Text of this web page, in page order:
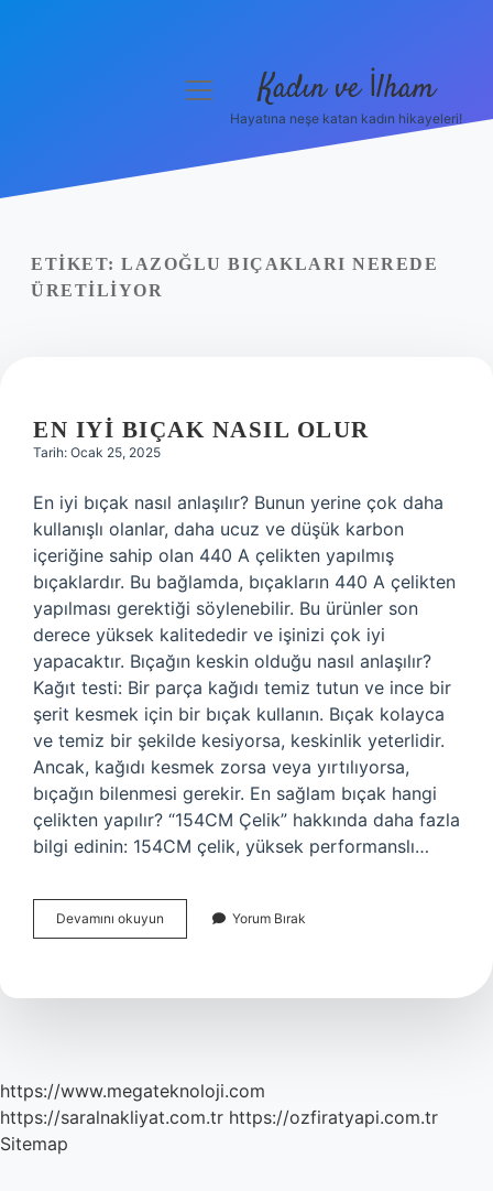
Yasal Uyarı
menüyü
Kadın ve İlham
Hayatına neşe katan kadın hikayeleri!
ETIKET: LAZOĞLU BIÇAKLARI NEREDE
ÜRETILIYOR
EN IYI BIÇAK NASIL OLUR
Tarih: Ocak 25, 2025
En iyi bıçak nasıl anlaşılır? Bunun yerine çok daha
kullanışlı olanlar, daha ucuz ve düşük karbon
içeriğine sahip olan 440 A çelikten yapılmış
bıçaklardır. Bu bağlamda, bıçakların 440 A çelikten
yapılması gerektiği söylenebilir. Bu ürünler son
derece yüksek kalitededir ve işinizi çok iyi
yapacaktır. Bıçağın keskin olduğu nasıl anlaşılır?
Kağıt testi: Bir parça kağıdı temiz tutun ve ince bir
şerit kesmek için bir bıçak kullanın. Bıçak kolayca
ve temiz bir şekilde kesiyorsa, keskinlik yeterlidir.
Ancak, kağıdı kesmek zorsa veya yırtılıyorsa,
bıçağın bilenmesi gerekir. En sağlam bıçak hangi
çelikten yapılır? “154CM Çelik” hakkında daha fazla
bilgi edinin: 154CM çelik, yüksek performanslı…
Devamını okuyun
Iyi
Olur
Yorum Bırak
https://www.megateknoloji.com
https://saralnakliyat.com.tr https://ozfiratyapi.com.tr
Sitemap